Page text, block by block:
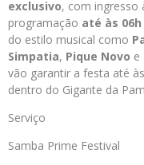
exclusivo, com ingresso
programação até às
do estilo musical como
Simpatia, Pique Novo e
vão garantir a festa até
dentro do Gigante da
Serviço
Samba Prime Festival